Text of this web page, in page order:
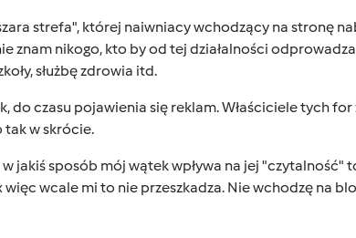
strefa", której naiwniacy wchodzący na stronę
znam nikogo, kto by od tej działalności
służbę zdrowia itd.
do czasu pojawienia się reklam. Właściciele tych
tak w skrócie.
jakiś sposób mój wątek wpływa na jej "czytalność"
więc wcale mi to nie przeszkadza. Nie wchodzę na